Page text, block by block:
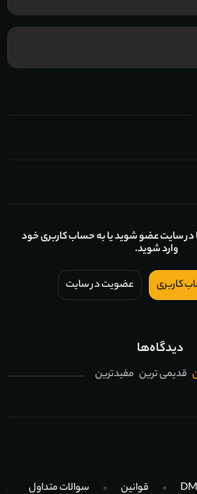
در سایت عضو شوید یا به حساب کاربری خود
وارد شوید.
کاربری عضویت در سایت
دیدگاه‌ها
قدیمی ترین مفیدترین
قوانین سوالات متداول